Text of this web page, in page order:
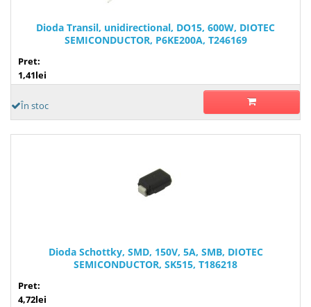
Dioda Transil, unidirectional, DO15, 600W, DIOTEC
SEMICONDUCTOR, P6KE200A, T246169
Pret:
1,41lei
În stoc
Dioda Schottky, SMD, 150V, 5A, SMB, DIOTEC
SEMICONDUCTOR, SK515, T186218
Pret:
4,72lei